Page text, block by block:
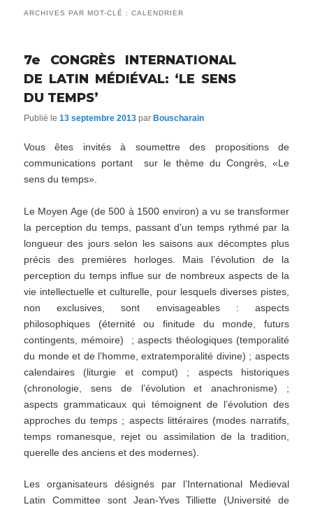
ARCHIVES PAR MOT-CLÉ :CALENDRIER
7e CONGRÈS INTERNATIONAL
DE LATIN MÉDIÉVAL: ‘LE SENS
DU TEMPS’
Publié le13 septembre 2013 parBouscharain
Vous êtes invités à soumettre des propositions de
communications portant sur le thème du Congrès, «Le
sens du temps».
Le Moyen Age (de 500 à 1500 environ) a vu se transformer
la perception du temps, passant d’un temps rythmé par la
longueur des jours selon les saisons aux décomptes plus
précis des premières horloges. Mais l’évolution de la
perception du temps influe sur de nombreux aspects de la
vie intellectuelle et culturelle, pour lesquels diverses pistes,
non exclusives, sont envisageables : aspects
philosophiques (éternité ou finitude du monde, futurs
contingents, mémoire) ; aspects théologiques (temporalité
du monde et de l’homme, extratemporalité divine) ; aspects
calendaires (liturgie et comput) ; aspects historiques
(chronologie, sens de l’évolution et anachronisme) ;
aspects grammaticaux qui témoignent de l’évolution des
approches du temps ; aspects littéraires (modes narratifs,
temps romanesque, rejet ou assimilation de la tradition,
querelle des anciens et des modernes).
Les organisateurs désignés par l’International Medieval
Latin Committee sont Jean-Yves Tilliette (Université de